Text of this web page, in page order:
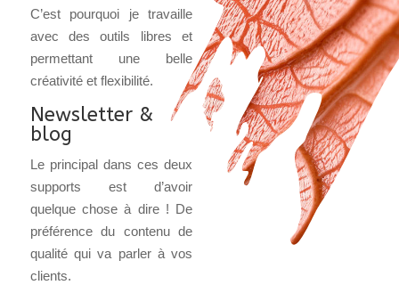
C’est pourquoi je travaille
avec des outils libres et
permettant une belle
créativité et flexibilité.
Newsletter &
blog
Le principal dans ces deux
supports est d’avoir
quelque chose à dire ! De
préférence du contenu de
qualité qui va parler à vos
clients.